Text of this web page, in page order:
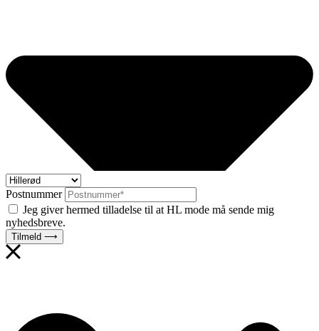
Postnummer
Jeg giver hermed tilladelse til at HL mode må sende mig
nyhedsbreve.
Tilmeld ⟶